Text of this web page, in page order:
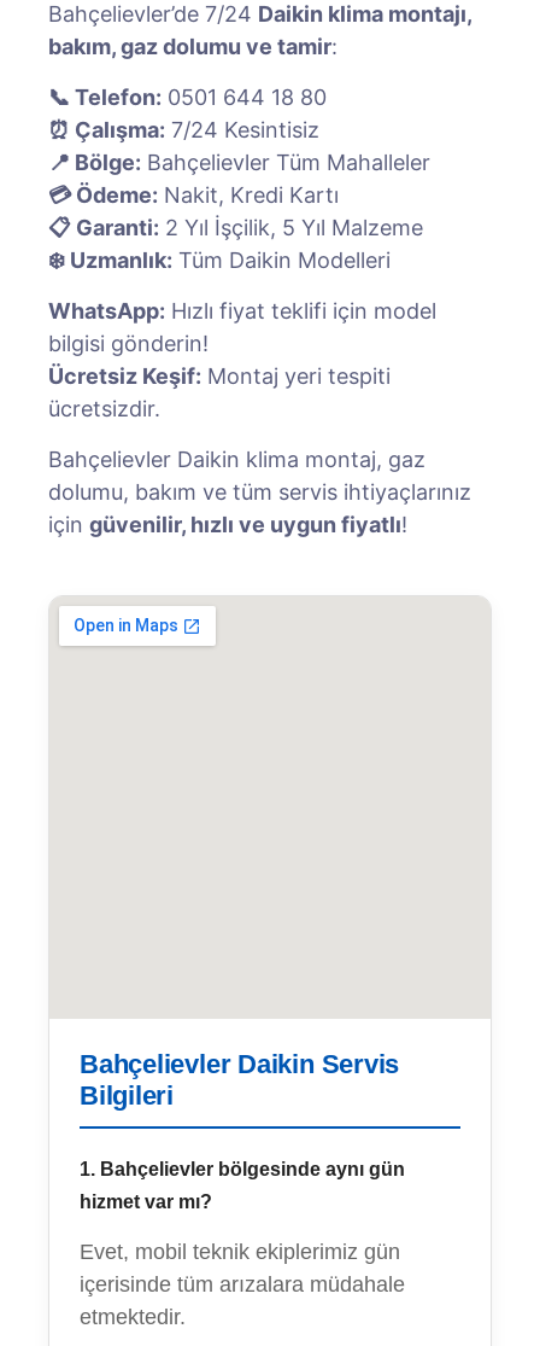
Bahçelievler’de 7/24 Daikin klima montajı,
bakım, gaz dolumu ve tamir:
📞 Telefon: 0501 644 18 80
⏰ Çalışma: 7/24 Kesintisiz
📍 Bölge: Bahçelievler Tüm Mahalleler
💳 Ödeme: Nakit, Kredi Kartı
📋 Garanti: 2 Yıl İşçilik, 5 Yıl Malzeme
❄️ Uzmanlık: Tüm Daikin Modelleri
WhatsApp: Hızlı fiyat teklifi için model
bilgisi gönderin!
Ücretsiz Keşif: Montaj yeri tespiti
ücretsizdir.
Bahçelievler Daikin klima montaj, gaz
dolumu, bakım ve tüm servis ihtiyaçlarınız
için güvenilir, hızlı ve uygun fiyatlı!
Bahçelievler Daikin Servis
Bilgileri
1. Bahçelievler bölgesinde aynı gün
hizmet var mı?
Evet, mobil teknik ekiplerimiz gün
içerisinde tüm arızalara müdahale
etmektedir.